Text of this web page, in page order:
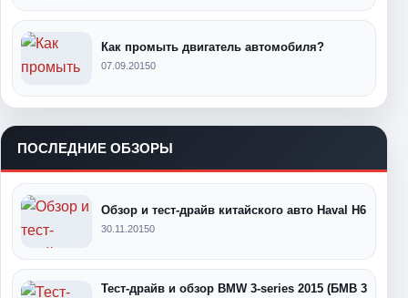
Как промыть двигатель автомобиля?
07.09.20150
ПОСЛЕДНИЕ ОБЗОРЫ
Обзор и тест-драйв китайского авто Haval H6
30.11.20150
Тест-драйв и обзор BMW 3-series 2015 (БМВ 3